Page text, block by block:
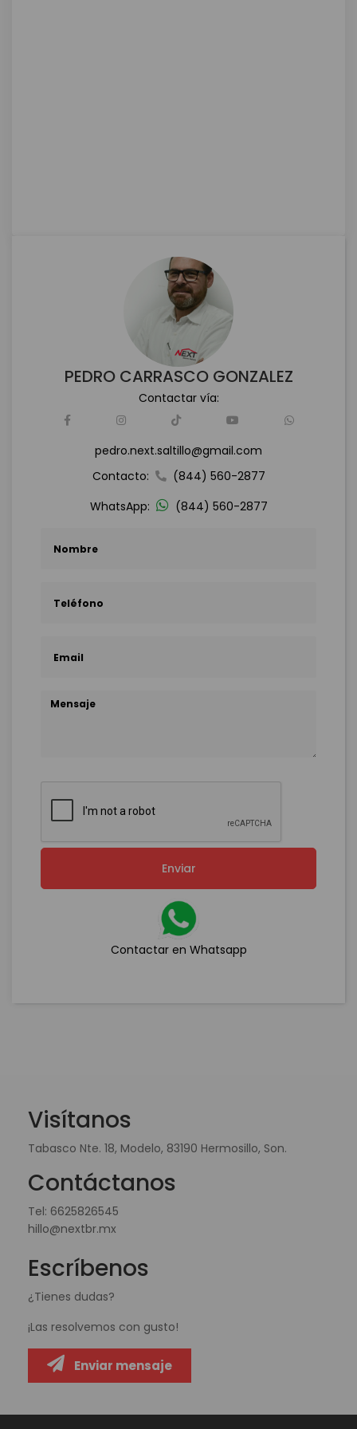
PEDRO CARRASCO GONZALEZ
Contactar vía:
pedro.next.saltillo@gmail.com
Contacto:
(844) 560-2877
WhatsApp:
(844) 560-2877
Enviar
Contactar en Whatsapp
Visítanos
Tabasco Nte. 18, Modelo, 83190 Hermosillo, Son.
Contáctanos
Tel: 6625826545
hillo@nextbr.mx
Escríbenos
¿Tienes dudas?
¡Las resolvemos con gusto!
Enviar mensaje